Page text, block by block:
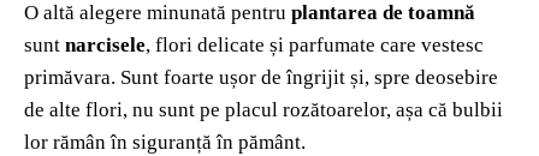
O altă alegere minunată pentru plantarea de toamnă
sunt narcisele, flori delicate și parfumate care vestesc
primăvara. Sunt foarte ușor de îngrijit și, spre deosebire
de alte flori, nu sunt pe placul rozătoarelor, așa că bulbii
lor rămân în siguranță în pământ.